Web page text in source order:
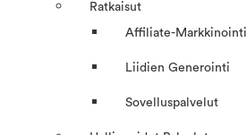
Ratkaisut
Affiliate-Markkinointi
Liidien Generointi
Sovelluspalvelut